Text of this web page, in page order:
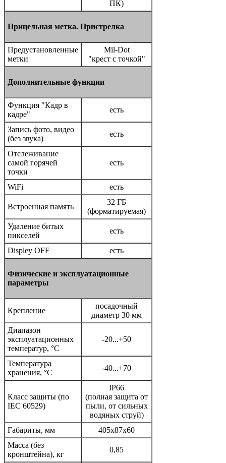
ПК)
Прицельная метка. Пристрелка
Предустановленные
метки
Mil-Dot
"крест с точкой"
Дополнительные функции
Функция "Кадр в
кадре"
есть
Запись фото, видео
(без звука)
есть
Отслеживание
самой горячей
точки
есть
WiFi есть
Встроенная память
32 ГБ
(форматируемая)
Удаление битых
пикселей
есть
Displey OFF есть
Физические и эксплуатационные
параметры
Крепление
посадочный
диаметр 30 мм
Диапазон
эксплуатационных
температур, °C
-20...+50
Температура
хранения, °C
-40...+70
Класс защиты (по
IEC 60529)
IP66
(полная защита от
пыли, от сильных
водяных струй)
Габариты, мм
405x87x60
Масса (без
кронштейна), кг
0,85